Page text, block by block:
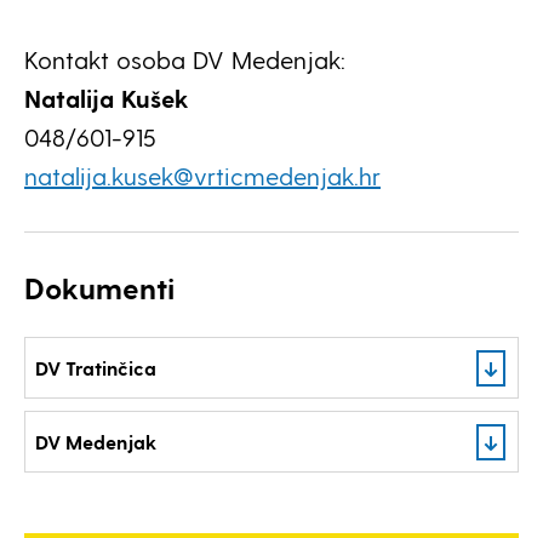
Kontakt osoba DV Medenjak:
Natalija Kušek
048/601-915
natalija.kusek@vrticmedenjak.hr
Dokumenti
DV Tratinčica
DV Medenjak